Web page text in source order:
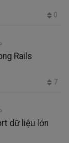
0
Rails
7
dữ liệu lớn